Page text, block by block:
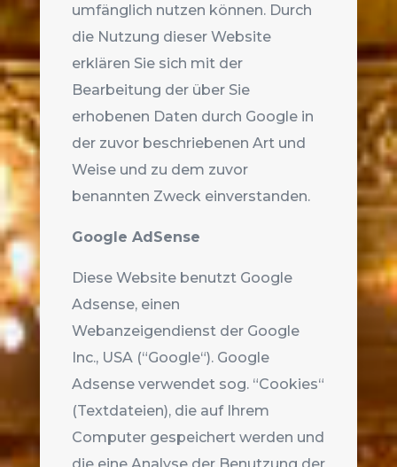
umfänglich nutzen können. Durch
die Nutzung dieser Website
erklären Sie sich mit der
Bearbeitung der über Sie
erhobenen Daten durch Google in
der zuvor beschriebenen Art und
Weise und zu dem zuvor
benannten Zweck einverstanden.
Google AdSense
Diese Website benutzt Google
Adsense, einen
Webanzeigendienst der Google
Inc., USA (“Google“). Google
Adsense verwendet sog. “Cookies“
(Textdateien), die auf Ihrem
Computer gespeichert werden und
die eine Analyse der Benutzung der